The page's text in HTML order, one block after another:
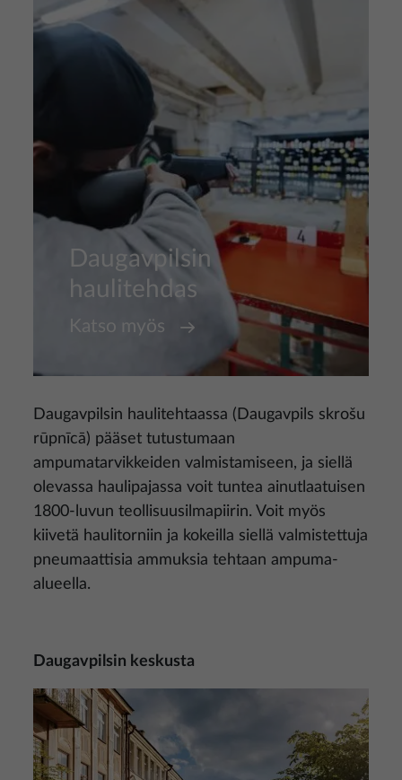
Daugavpilsin
haulitehdas
Katso myös
Daugavpilsin haulitehtaassa (Daugavpils skrošu
rūpnīcā) pääset tutustumaan
ampumatarvikkeiden valmistamiseen, ja siellä
olevassa haulipajassa voit tuntea ainutlaatuisen
1800-luvun teollisuusilmapiirin. Voit myös
kiivetä haulitorniin ja kokeilla siellä valmistettuja
pneumaattisia ammuksia tehtaan ampuma-
alueella.
Daugavpilsin keskusta
Kuva